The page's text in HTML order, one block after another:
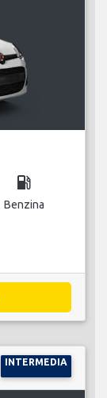
local_gas_station
Benzina
INTERMEDIA